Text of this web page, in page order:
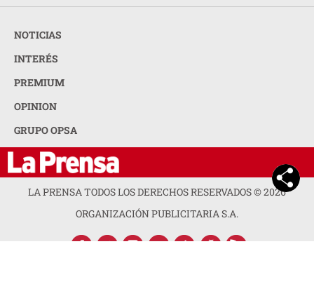
NOTICIAS
INTERÉS
PREMIUM
OPINION
GRUPO OPSA
LA PRENSA TODOS LOS DERECHOS RESERVADOS ©2026
ORGANIZACIÓN PUBLICITARIA S.A.